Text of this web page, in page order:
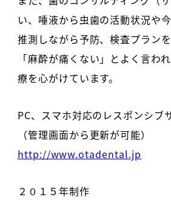
い、唾液から虫歯の活動状況や
推測しながら予防、検査プランを
「麻酔が痛くない」とよく言わ
療を心がけています。
PC、スマホ対応のレスポンシブ
（管理画面から更新が可能）
http://www.otadental.jp
２０１５年制作